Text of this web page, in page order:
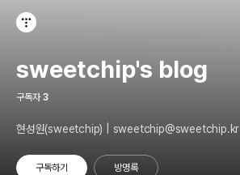
sweetchip's blog
구독자 3
현성원(sweetchip) | sweetchip@sweetchip.kr
구독하기 방명록